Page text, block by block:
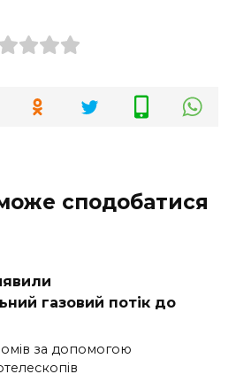
сподобатися
газовий потік до
за допомогою